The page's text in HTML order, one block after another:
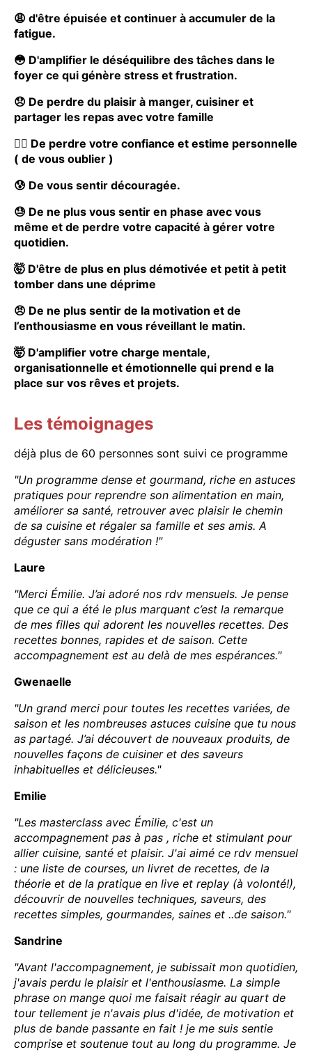
😩 d'être épuisée et continuer à accumuler de la
fatigue.
😳 D'amplifier le déséquilibre des tâches dans le
foyer ce qui génère stress et frustration.
😞 De perdre du plaisir à manger, cuisiner et
partager les repas avec votre famille
😶‍🌫️ De perdre votre confiance et estime personnelle
( de vous oublier )
😰 De vous sentir découragée.
😓 De ne plus vous sentir en phase avec vous
même et de perdre votre capacité à gérer votre
quotidien.
🤯 D'être de plus en plus démotivée et petit à petit
tomber dans une déprime
😠 De ne plus sentir de la motivation et de
l’enthousiasme en vous réveillant le matin.
🤯 D'amplifier votre charge mentale,
organisationnelle et émotionnelle qui prend e la
place sur vos rêves et projets.
Les témoignages
déjà plus de 60 personnes sont suivi ce programme
"Un programme dense et gourmand, riche en astuces
pratiques pour reprendre son alimentation en main,
améliorer sa santé, retrouver avec plaisir le chemin
de sa cuisine et régaler sa famille et ses amis. A
déguster sans modération !"
Laure
"Merci Émilie. J’ai adoré nos rdv mensuels. Je pense
que ce qui a été le plus marquant c’est la remarque
de mes filles qui adorent les nouvelles recettes. Des
recettes bonnes, rapides et de saison. Cette
accompagnement est au delà de mes espérances."
Gwenaelle
"Un grand merci pour toutes les recettes variées, de
saison et les nombreuses astuces cuisine que tu nous
as partagé. J’ai découvert de nouveaux produits, de
nouvelles façons de cuisiner et des saveurs
inhabituelles et délicieuses."
Emilie
"Les masterclass avec Émilie, c'est un
accompagnement pas à pas , riche et stimulant pour
allier cuisine, santé et plaisir. J'ai aimé ce rdv mensuel
: une liste de courses, un livret de recettes, de la
théorie et de la pratique en live et replay (à volonté!),
découvrir de nouvelles techniques, saveurs, des
recettes simples, gourmandes, saines et ..de saison."
Sandrine
"Avant l'accompagnement, je subissait mon quotidien,
j'avais perdu le plaisir et l'enthousiasme. La simple
phrase on mange quoi me faisait réagir au quart de
tour tellement je n'avais plus d'idée, de motivation et
plus de bande passante en fait ! je me suis sentie
comprise et soutenue tout au long du programme. Je